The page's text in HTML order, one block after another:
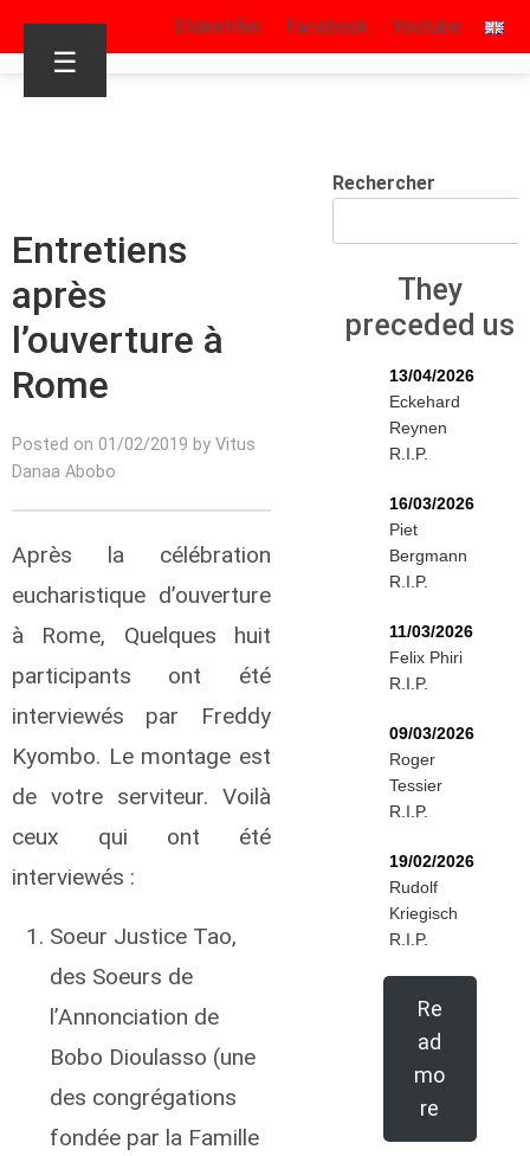
S’identifier Facebook Youtube
☰
Entretiens
après
l’ouverture à
Rome
Posted on 01/02/2019 by Vitus
Danaa Abobo
Après la célébration
eucharistique d’ouverture
à Rome, Quelques huit
participants ont été
interviewés par Freddy
Kyombo. Le montage est
de votre serviteur. Voilà
ceux qui ont été
interviewés :
Soeur Justice Tao,
des Soeurs de
l’Annonciation de
Bobo Dioulasso (une
des congrégations
fondée par la Famille
Rechercher
They
preceded us
13/04/2026
Eckehard
Reynen
R.I.P.
16/03/2026
Piet
Bergmann
R.I.P.
11/03/2026
Felix Phiri
R.I.P.
09/03/2026
Roger
Tessier
R.I.P.
19/02/2026
Rudolf
Kriegisch
R.I.P.
Re
ad
mo
re